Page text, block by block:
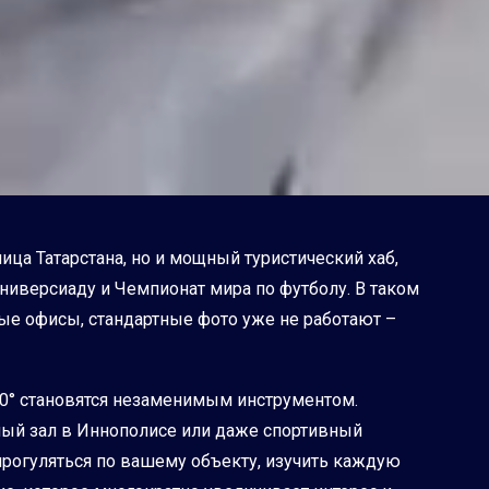
Татарстана, но и мощный туристический хаб,
и Чемпионат мира по футболу. В таком
офисы, стандартные фото уже не работают –
становятся незаменимым инструментом.
зал в Иннополисе или даже спортивный
по вашему объекту, изучить каждую